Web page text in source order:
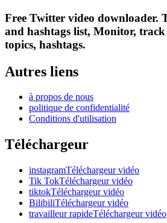
Free Twitter video downloader.
and hashtags list, Monitor,
topics, hashtags.
Autres liens
à propos de nous
politique de confidentialité
Conditions d'utilisation
Téléchargeur
instagramTéléchargeur vidéo
Tik TokTéléchargeur vidéo
tiktokTéléchargeur vidéo
BilibiliTéléchargeur vidéo
travailleur rapideTéléchargeur vidéo